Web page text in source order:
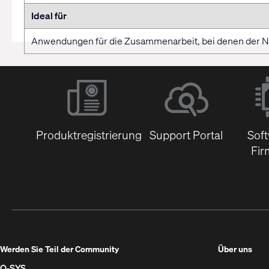
Ideal für
Anwendungen für die Zusammenarbeit, bei denen der
Produktregistrierung Support Portal
Werden Sie Teil der Community
Über uns